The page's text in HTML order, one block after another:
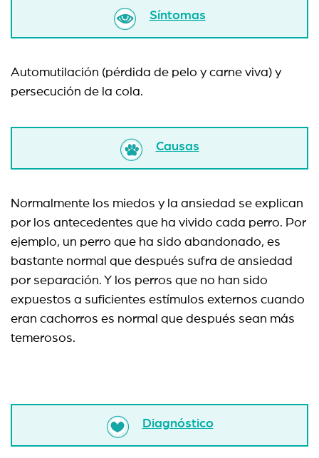
Síntomas
Automutilación (pérdida de pelo y carne viva) y
persecución de la cola.
Causas
Normalmente los miedos y la ansiedad se explican
por los antecedentes que ha vivido cada perro. Por
ejemplo, un perro que ha sido abandonado, es
bastante normal que después sufra de ansiedad
por separación. Y los perros que no han sido
expuestos a suficientes estímulos externos cuando
eran cachorros es normal que después sean más
temerosos.
Diagnóstico